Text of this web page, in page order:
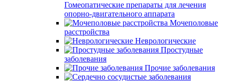
Гомеопатические препараты для лечения
опорно-двигательного аппарата
Мочеполовые
расстройства
Неврологические
Простудные
заболевания
Прочие заболевания